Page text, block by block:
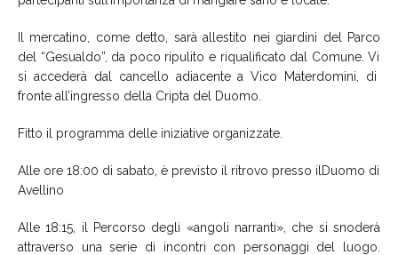
Il mercatino , come detto, sarà allestito nei giardini del Parco
del
“Gesualdo”, da poco ripulito e riqualificato dal Comune. Vi
si accederà dal cancello adiacente a Vico Materdomini, di
fronte al l’ingresso della Cripta del Duomo.
Fitto il programma delle iniziative organizzate.
Alle ore 18:00 di sabato è previsto il ritrovo presso il Duomo di
Avellino
Alle 18:15 il Percorso degli «angoli narranti», che si snoderà
attraverso una serie di incontri con personaggi del luogo